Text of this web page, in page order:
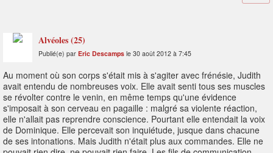
Alvéoles (25)
Publié(e) par Eric Descamps le 30 août 2012 à 7:45
Au moment où son corps s'était mis à s'agiter avec frénésie, Judith
avait entendu de nombreuses voix. Elle avait senti tous ses muscles
se révolter contre le venin, en même temps qu'une évidence
s'imposait à son cerveau en pagaille : malgré sa violente réaction,
elle n'allait pas reprendre conscience. Pourtant elle entendait la voix
de Dominique. Elle percevait son inquiétude, jusque dans chacune
de ses intonations. Mais Judith n'était plus aux commandes. Elle ne